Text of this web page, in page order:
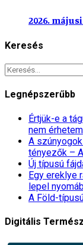
2026.
Keresés
Legnépszerűbb
Értjük-e a
nem érhetem
A
tényezők –
Új típusú
Egy ereklye
lepel
A Föld-
Digitális